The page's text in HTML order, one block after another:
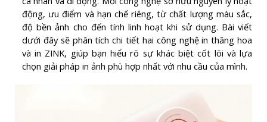
động, ưu điểm và hạn chế riêng, từ chất lượng màu sắc,
độ bền ảnh cho đến tính linh hoạt khi sử dụng. Bài viết
dưới đây sẽ phân tích chi tiết hai công nghệ in thăng hoa
và in ZINK, giúp bạn hiểu rõ sự khác biệt cốt lõi và lựa
chọn giải pháp in ảnh phù hợp nhất với nhu cầu của mình.